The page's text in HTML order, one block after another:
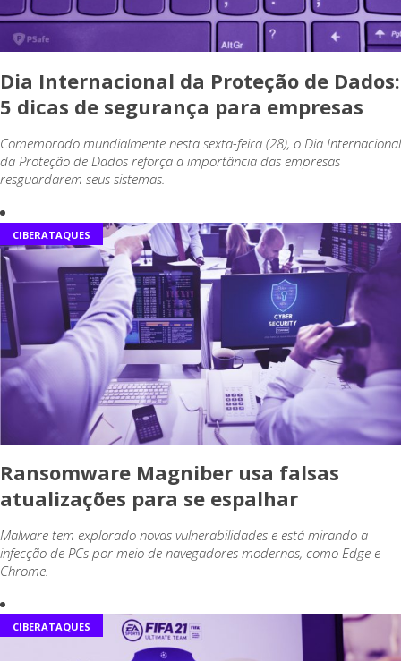
Dia Internacional da Proteção de Dados:
5 dicas de segurança para empresas
Comemorado mundialmente nesta sexta-feira (28), o Dia Internacional
da Proteção de Dados reforça a importância das empresas
resguardarem seus sistemas.
CIBERATAQUES
Ransomware Magniber usa falsas
atualizações para se espalhar
Malware tem explorado novas vulnerabilidades e está mirando a
infecção de PCs por meio de navegadores modernos, como Edge e
Chrome.
CIBERATAQUES